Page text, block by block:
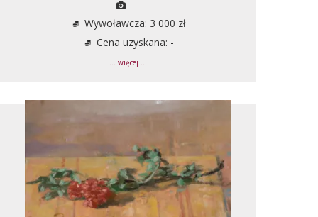
Wywoławcza: 3 000 zł
Cena uzyskana: -
... więcej ...